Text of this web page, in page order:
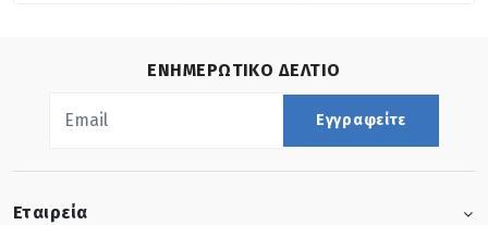
ΕΝΗΜΕΡΩΤΙΚΟ ΔΕΛΤΙΟ
Εγγραφείτε
Εταιρεία